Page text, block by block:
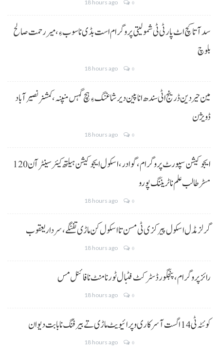
18 hours ago 0
سد آتا کچ اٹ پارٹی ٹی شمولیتی پروگرام است بڈی نا سوب ءِ،میر رحمت صالح
بلوچ
18 hours ago 0
مین حیردین ڈرینج اٹی سندھ انا پین دیر شاغنگ ءِ ہچ گہس منپنہ،کمشنر نصیرآباد
ڈویژن
18 hours ago 0
ایجوکیشن سپورٹ پروگرام،گوادر، اسکول ایجوکیشن ہیلتھ کیئر سینٹر آن 120
مسڑ طالب علم نا ٹریننگ پورو
18 hours ago 0
گرلز مڈل اسکول پیرکزی ٹی مسن تا اسکول کن ماڑی تفنگے، سردار یعقوب
18 hours ago 0
رائز پروگرام، پنجگور ڈسٹرکٹ فٹبال ٹورنامنٹ نا فائنل مس
18 hours ago 0
کوئٹہ ٹی 14 اگست آ سرکاری و پرائیویٹ ماڑی تے بیرفنگ نا بابت دیوان
18 hours ago 0